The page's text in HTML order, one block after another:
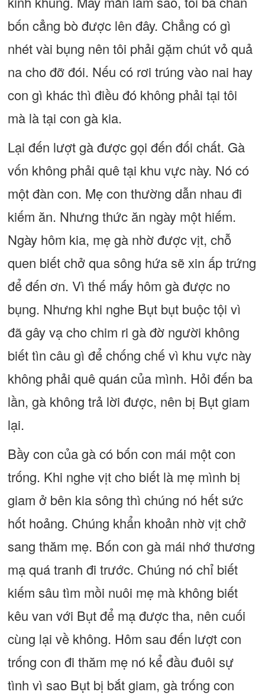
bốn cẳng bò được lên đây. Chẳng có gì
nhét vài bụng nên tôi phải gặm chút vỏ quả
na cho đỡ đói. Nếu có rơi trúng vào nai hay
con gì khác thì điều đó không phải tại tôi
mà là tại con gà kia.
Lại đến lượt gà được gọi đến đối chất. Gà
vốn không phải quê tại khu vực này. Nó có
một đàn con. Mẹ con thường dẫn nhau đi
kiếm ăn. Nhưng thức ăn ngày một hiếm.
Ngày hôm kia, mẹ gà nhờ được vịt, chỗ
quen biết chở qua sông hứa sẽ xin ấp trứng
để đến ơn. Vì thế mấy hôm gà được no
bụng. Nhưng khi nghe Bụt bụt buộc tội vì
đã gây vạ cho chim ri gà đờ người không
biết tìn câu gì để chống chế vì khu vực này
không phải quê quán của mình. Hỏi đến ba
lần, gà không trả lời được, nên bị Bụt giam
lại.
Bầy con của gà có bốn con mái một con
trống. Khi nghe vịt cho biết là mẹ mình bị
giam ở bên kia sông thì chúng nó hết sức
hốt hoảng. Chúng khẩn khoản nhờ vịt chở
sang thăm mẹ. Bốn con gà mái nhớ thương
mạ quá tranh đi trước. Chúng nó chỉ biết
kiếm sâu tìm mồi nuôi mẹ mà không biết
kêu van với Bụt để mạ được tha, nên cuối
cùng lại về không. Hôm sau đến lượt con
trống con đi thăm mẹ nó kể đầu đuôi sự
tình vì sao Bụt bị bắt giam, gà trống con